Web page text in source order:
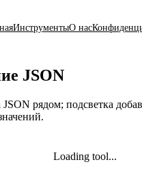
ИнструментыО нас
JSON
рядом; подсветка
Loading tool...